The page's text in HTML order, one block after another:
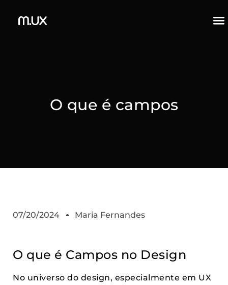
O que é campos
07/20/2024 Maria Fernandes
O que é Campos no Design
No universo do design, especialmente em UX